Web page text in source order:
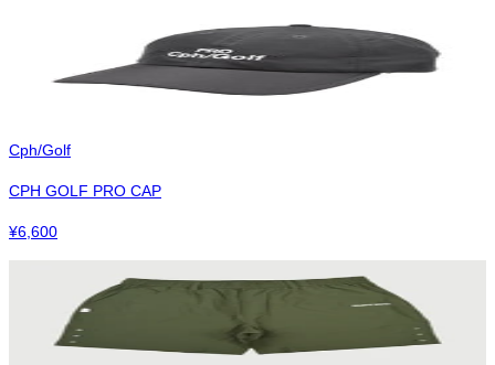
Cph/Golf
CPH GOLF PRO CAP
¥6,600